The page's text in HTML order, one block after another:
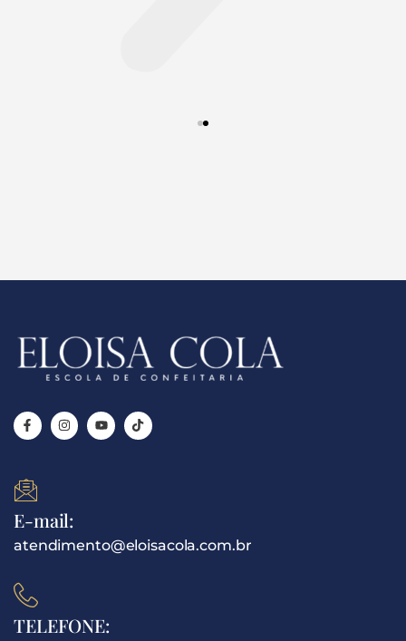
E-mail:
atendimento@eloisacola.com.br
TELEFONE: